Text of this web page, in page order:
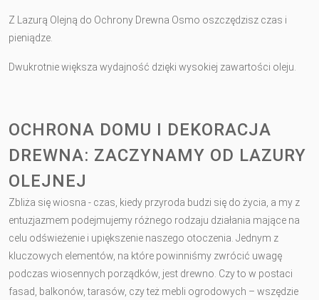
Z Lazurą Olejną do Ochrony Drewna Osmo oszczędzisz czas i
pieniądze.
Dwukrotnie większa wydajność dzięki wysokiej zawartości oleju.
OCHRONA DOMU I DEKORACJA
DREWNA: ZACZYNAMY OD LAZURY
OLEJNEJ
Zbliża się wiosna - czas, kiedy przyroda budzi się do życia, a my z
entuzjazmem podejmujemy różnego rodzaju działania mające na
celu odświeżenie i upiększenie naszego otoczenia. Jednym z
kluczowych elementów, na które powinniśmy zwrócić uwagę
podczas wiosennych porządków, jest drewno. Czy to w postaci
fasad, balkonów, tarasów, czy też mebli ogrodowych – wszędzie